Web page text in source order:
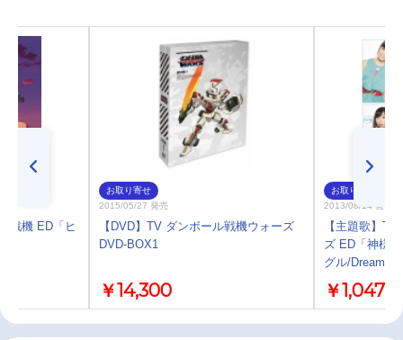
戦機 ED「ヒ
お取り寄せ
2015/05/27 発売
【DVD】TV ダンボール戦機ウォーズ
DVD-BOX1
￥14,300
お取り寄せ
2013/08/14 発売
【主題歌】
ズ ED「神様
グル/Dream5
￥1,047